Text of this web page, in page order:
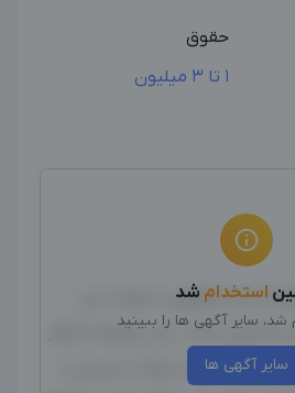
حقوق
1 تا 3 میلیون
از پاسخگویی دایرکت این
مشتری بشه ، پس طبیعتا انتظار
جواب میده بتونه با ویس و
استخدام شد
شد، سایر آگهی ها را ببینید
سایر آگهی ها